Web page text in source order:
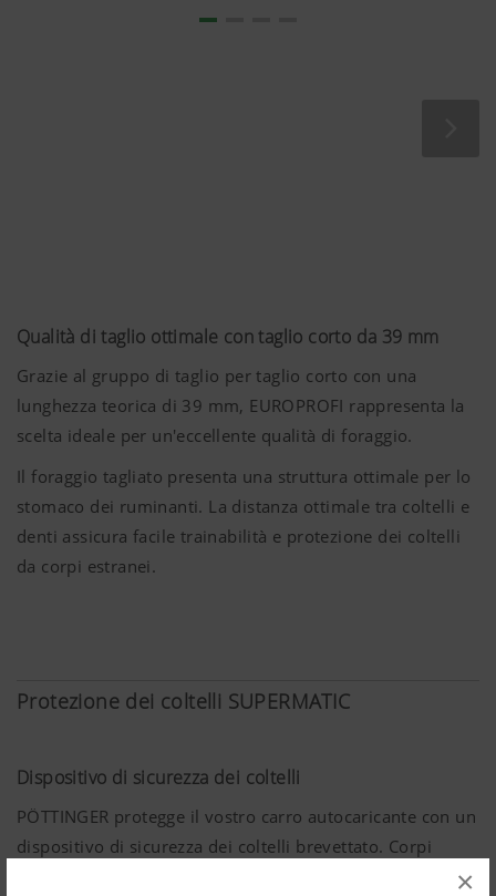
×
tipo di foraggio.
Convogliamento perfetto
La lunghezza degli steli dei denti completamente attivi
del pick-up oscillante convoglia in modo ottimale il
flusso del foraggio al rotore anche in condizioni difficili.
Eccellente qualità di taglio
Il foraggio non viene "pettinato" longitudinalmente,
Qualità di taglio ottimale con taglio corto da 39 mm
Grazie al gruppo di taglio per taglio corto con una
lunghezza teorica di 39 mm, EUROPROFI rappresenta la
scelta ideale per un'eccellente qualità di foraggio.
Il foraggio tagliato presenta una struttura ottimale per lo
stomaco dei ruminanti. La distanza ottimale tra coltelli e
denti assicura facile trainabilità e protezione dei coltelli
da corpi estranei.
Protezione dei coltelli SUPERMATIC
Dispositivo di sicurezza dei coltelli
PÖTTINGER protegge il vostro carro autocaricante con un
dispositivo di sicurezza dei coltelli brevettato. Corpi
estranei costituiscono un pericolo per rotore e gruppo di